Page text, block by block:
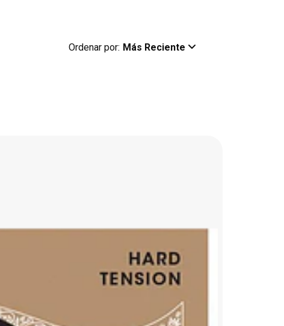
Ordenar por: Más Reciente